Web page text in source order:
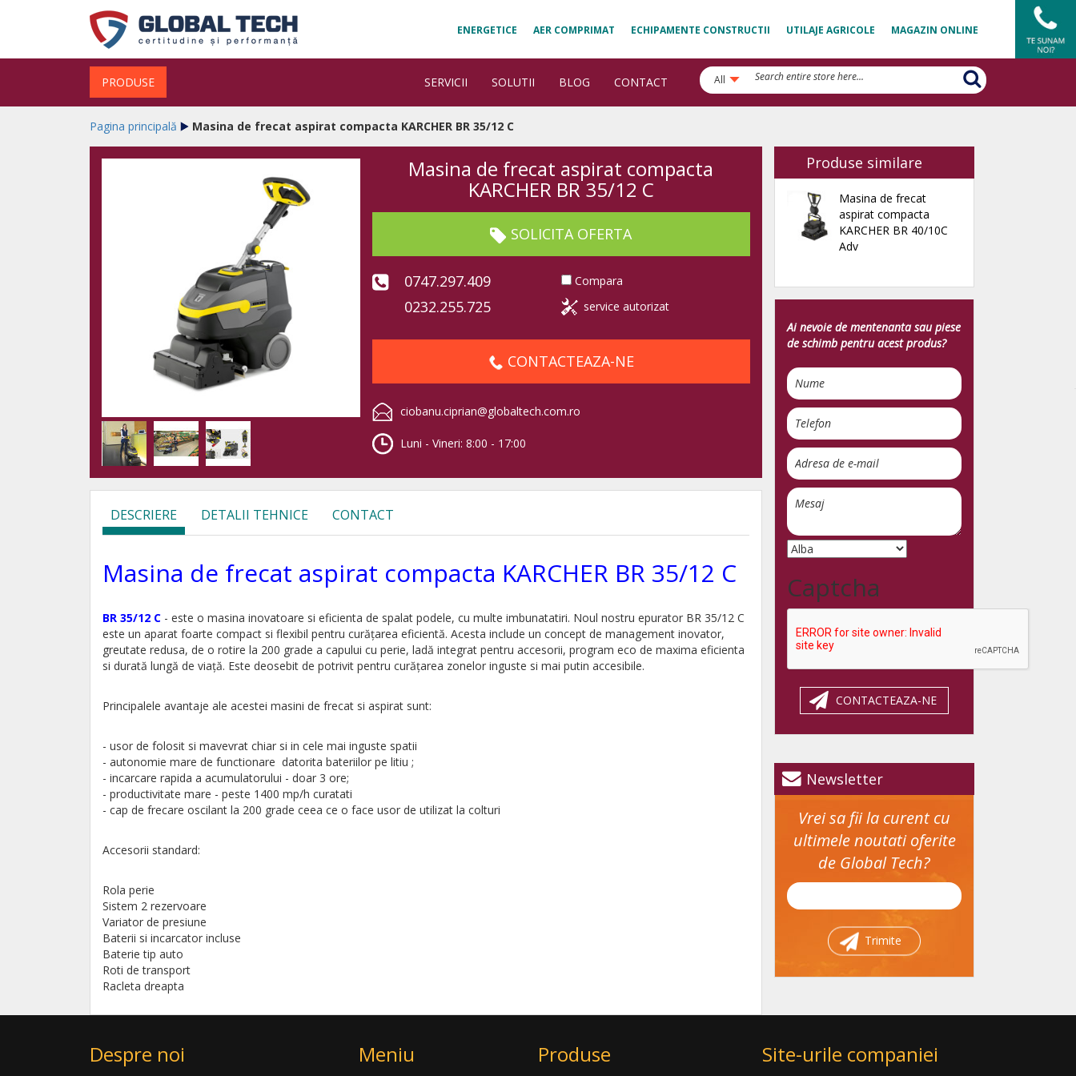
ENERGETICE AER COMPRIMAT ECHIPAMENTE CONSTRUCTII UTILAJE AGRICOLE MAGAZIN ONLINE
PRODUSE SERVICII SOLUTII BLOG CONTACT All
Pagina principală Masina de frecat aspirat compacta KARCHER BR 35/12 C
Masina de frecat aspirat compacta
KARCHER BR 35/12 C
SOLICITA OFERTA
0747.297.409
0232.255.725
Compara
service autorizat
CONTACTEAZA-NE
ciobanu.ciprian@globaltech.com.ro
Luni - Vineri: 8:00 - 17:00
DESCRIERE DETALII TEHNICE CONTACT
Masina de frecat aspirat compacta KARCHER BR 35/12 C
BR 35/12 C - este o masina inovatoare si eficienta de spalat podele, cu multe imbunatatiri. Noul nostru epurator BR 35/12 C
este un aparat foarte compact si flexibil pentru curățarea eficientă. Acesta include un concept de management inovator,
greutate redusa, de o rotire la 200 grade a capului cu perie, ladă integrat pentru accesorii, program eco de maxima eficienta
si durată lungă de viață. Este deosebit de potrivit pentru curățarea zonelor inguste si mai putin accesibile.
Principalele avantaje ale acestei masini de frecat si aspirat sunt:
- usor de folosit si mavevrat chiar si in cele mai inguste spatii
- autonomie mare de functionare datorita bateriilor pe litiu ;
- incarcare rapida a acumulatorului - doar 3 ore;
- productivitate mare - peste 1400 mp/h curatati
- cap de frecare oscilant la 200 grade ceea ce o face usor de utilizat la colturi
Accesorii standard:
Rola perie
Sistem 2 rezervoare
Variator de presiune
Baterii si incarcator incluse
Baterie tip auto
Roti de transport
Racleta dreapta
Produse similare
Masina de frecat
aspirat compacta
KARCHER BR 40/10C
Adv
Ai nevoie de mentenanta sau piese
de schimb pentru acest produs?
Captcha
CONTACTEAZA-NE
Newsletter
Vrei sa fii la curent cu
ultimele noutati oferite
de Global Tech?
Trimite
Despre noi Meniu Produse Site-urile companiei